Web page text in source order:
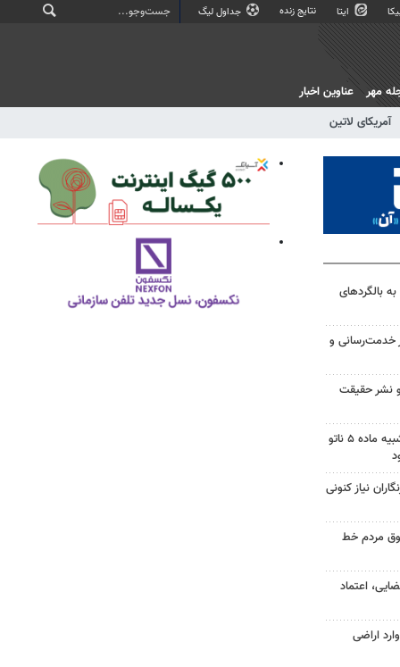
ایتا نتایج زنده جداول لیگ
آمریکای لاتین
مهر عناوین اخبار
بالگردهای
خدمت‌رسانی و
نشر حقیقت
فیدان: توافق مکه از نظر فنی شبیه ماده ۵ ناتو
نیاز کنونی
مردم خط
اعتماد
اراضی